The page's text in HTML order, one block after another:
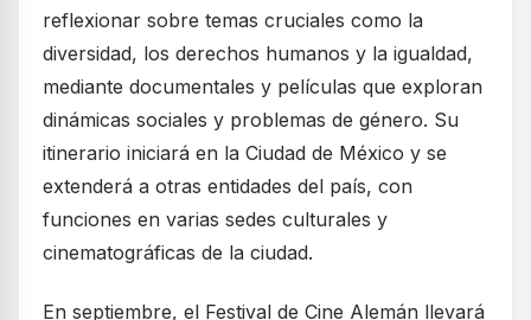
reflexionar sobre temas cruciales como la
diversidad, los derechos humanos y la igualdad,
mediante documentales y películas que exploran
dinámicas sociales y problemas de género. Su
itinerario iniciará en la Ciudad de México y se
extenderá a otras entidades del país, con
funciones en varias sedes culturales y
cinematográficas de la ciudad.
En septiembre, el Festival de Cine Alemán llevará